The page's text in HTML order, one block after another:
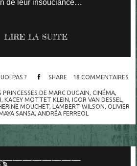
de leur insouciance…
LIRE LA SUITE
PAS ? SHARE 18 COMMENTAIRES
PRINCESSES DE MARC DUGAIN,CINÉMA,
, KACEY MOTTET KLEIN, IGOR VAN DESSEL ,
MOUCHET,LAMBERT WILSON,OLIVIER
SANSA,ANDRÉA FERREOL